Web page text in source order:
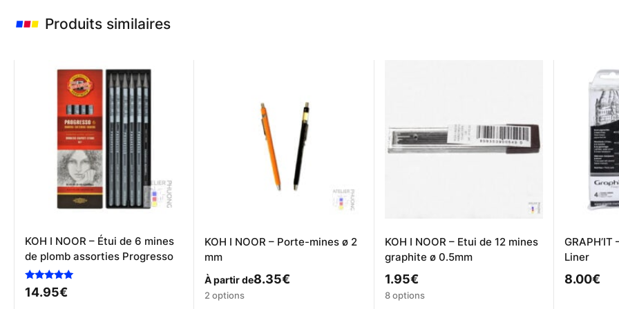
Produits similaires
KOH I NOOR – Étui de 6 mines
de plomb assorties Progresso
Note
5.00
14.95€
KOH I NOOR – Porte-mines ø 2
mm
À partir de8.35€
Ce
2 options
KOH I NOOR – Etui de 12 mines
graphite ø 0.5mm
1.95€
Ce
8 options
Liner
8.00€